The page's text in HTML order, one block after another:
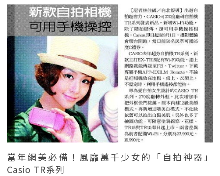
當年網美必備！風靡萬千少女的「自拍神器」
Casio TR系列